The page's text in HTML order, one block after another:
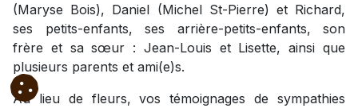
(Maryse Bois), Daniel (Michel St-Pierre) et Richard,
ses petits-enfants, ses arrière-petits-enfants, son
frère et sa sœur : Jean-Louis et Lisette, ainsi que
plusieurs parents et ami(e)s.
Au lieu de fleurs, vos témoignages de sympathies